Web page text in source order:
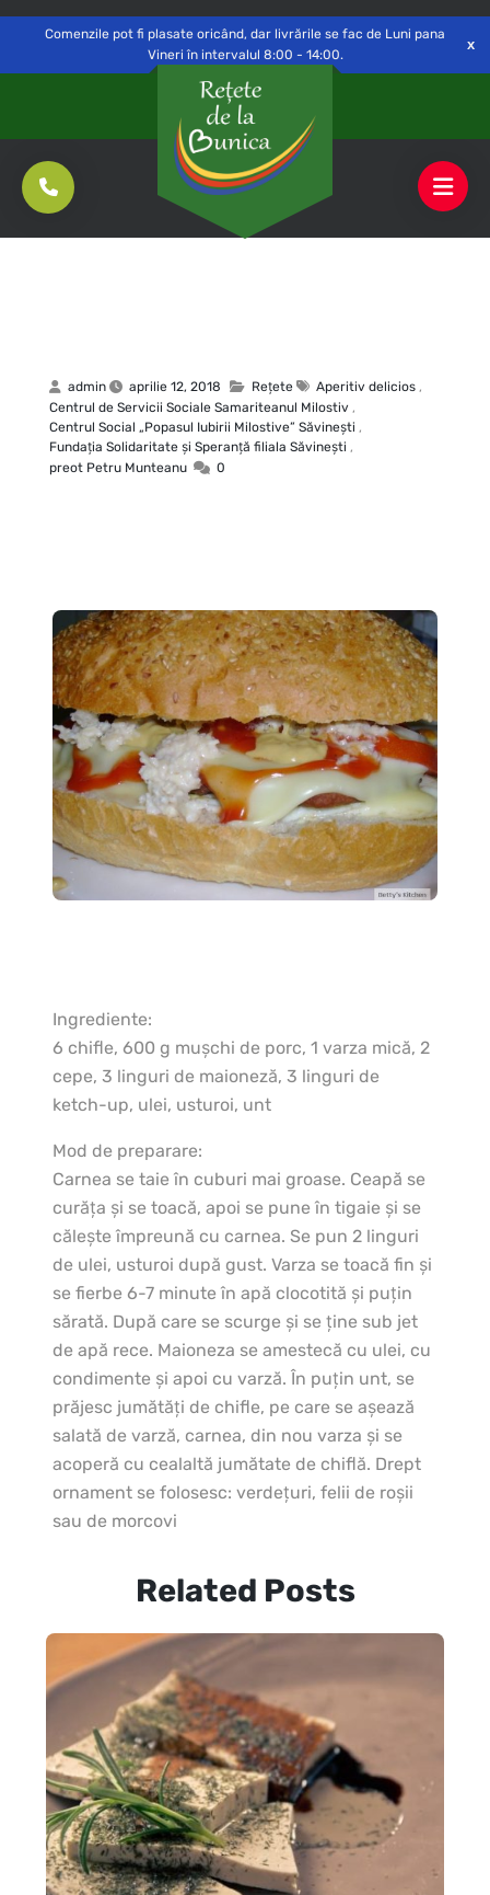
Delivery toSăvinești, NT Switch Open
Comenzile pot fi plasate oricând, dar livrările se fac de Luni pana
Vineri în intervalul 8:00 - 14:00.
admin aprilie 12, 2018 Rețete Aperitiv delicios ,
Centrul de Servicii Sociale Samariteanul Milostiv ,
Centrul Social „Popasul Iubirii Milostive” Săvineşti ,
Fundaţia Solidaritate şi Speranţă filiala Săvineşti ,
preot Petru Munteanu
0
Ingrediente:
6 chifle, 600 g muşchi de porc, 1 varza mică, 2
cepe, 3 linguri de maioneză, 3 linguri de
ketch-up, ulei, usturoi, unt
Mod de preparare:
Carnea se taie în cuburi mai groase. Ceapă se
curăţa şi se toacă, apoi se pune în tigaie şi se
căleşte împreună cu carnea. Se pun 2 linguri
de ulei, usturoi după gust. Varza se toacă fin şi
se fierbe 6-7 minute în apă clocotită şi puţin
sărată. După care se scurge şi se ţine sub jet
de apă rece. Maioneza se amestecă cu ulei, cu
condimente şi apoi cu varză. În puţin unt, se
prăjesc jumătăţi de chifle, pe care se aşează
salată de varză, carnea, din nou varza şi se
acoperă cu cealaltă jumătate de chiflă. Drept
ornament se folosesc: verdeţuri, felii de roşii
sau de morcovi
Related Posts